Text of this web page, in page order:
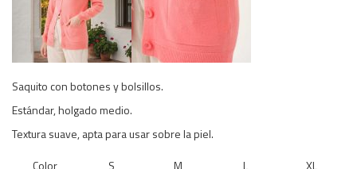
Saquito con botones y bolsillos.
Estándar, holgado medio.
Textura suave, apta para usar sobre la piel.
Color
S M L
XL